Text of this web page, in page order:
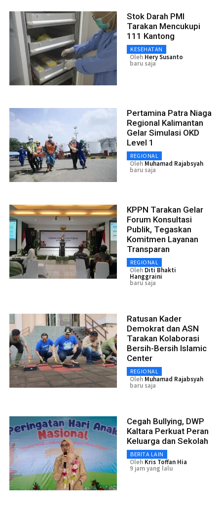
Stok Darah PMI
Tarakan Mencukupi
111 Kantong
KESEHATAN
Oleh Hery Susanto
baru saja
Pertamina Patra Niaga
Regional Kalimantan
Gelar Simulasi OKD
Level 1
REGIONAL
Oleh Muhamad Rajabsyah
baru saja
KPPN Tarakan Gelar
Forum Konsultasi
Publik, Tegaskan
Komitmen Layanan
Transparan
REGIONAL
Oleh Diti Bhakti
Hanggraini
baru saja
Ratusan Kader
Demokrat dan ASN
Tarakan Kolaborasi
Bersih-Bersih Islamic
Center
REGIONAL
Oleh Muhamad Rajabsyah
baru saja
Cegah Bullying, DWP
Kaltara Perkuat Peran
Keluarga dan Sekolah
BERITA LAIN
Oleh Kris Toffan Hia
9 jam yang lalu